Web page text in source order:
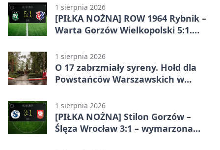
1 sierpnia 2026
[PIŁKA NOŻNA] ROW 1964 Rybnik –
Warta Gorzów Wielkopolski 5:1.
Lidze Grupa 3 (Grupa III)
1 sierpnia 2026
O 17 zabrzmiały syreny. Hołd dla
Powstańców Warszawskich w
1 sierpnia 2026
[PIŁKA NOŻNA] Stilon Gorzów –
Ślęza Wrocław 3:1 – wymarzona